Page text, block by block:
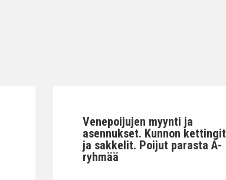
Venepoijujen myynti ja
asennukset. Kunnon kettingit
ja sakkelit. Poijut parasta A-
ryhmää